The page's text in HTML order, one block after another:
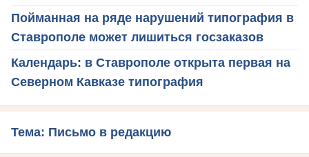
Пойманная на ряде нарушений типография в
Ставрополе может лишиться госзаказов
Календарь: в Ставрополе открыта первая на
Северном Кавказе типография
Тема: Письмо в редакцию